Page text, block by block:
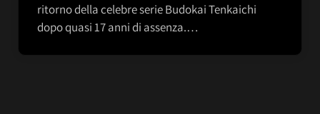
ritorno della celebre serie Budokai Tenkaichi
dopo quasi 17 anni di assenza.…